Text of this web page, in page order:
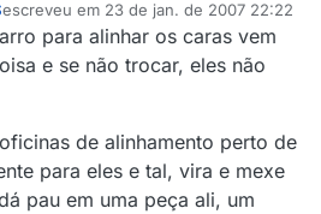
escreveu em 23 de jan. de 2007 22:22
última edição por
para alinhar os caras vem
e se não trocar, eles não
de alinhamento perto de
para eles e tal, vira e mexe
pau em uma peça ali, um